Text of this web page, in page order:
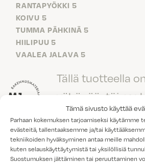
Tämä sivusto käyttää
Parhaan kokemuksen tarjoamiseksi käytämme
evästeitä, tallentaaksemme ja/tai
tekniikoiden hyväksyminen antaa meille
kuten selauskäyttäytymistä tai yksilöllisiä
Suostumuksen jättäminen tai peruuttaminen
RANTAPYÖKKI 5
KOIVU 5
TUMMA PÄHKINÄ 5
HIILIPUU 5
VAALEA JALAVA 5
Tällä tuotteella
M1-laatuluokitus.